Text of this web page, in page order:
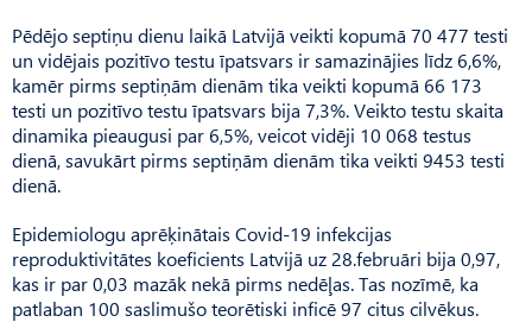
Pēdējo septiņu dienu laikā Latvijā veikti kopumā 70 477 testi
un vidējais pozitīvo testu īpatsvars ir samazinājies līdz 6,6%,
kamēr pirms septiņām dienām tika veikti kopumā 66 173
testi un pozitīvo testu īpatsvars bija 7,3%. Veikto testu skaita
dinamika pieaugusi par 6,5%, veicot vidēji 10 068 testus
dienā, savukārt pirms septiņām dienām tika veikti 9453 testi
dienā.
Epidemiologu aprēķinātais Covid-19 infekcijas
reproduktivitātes koeficients Latvijā uz 28.februāri bija 0,97,
kas ir par 0,03 mazāk nekā pirms nedēļas. Tas nozīmē, ka
patlaban 100 saslimušo teorētiski inficē 97 citus cilvēkus.